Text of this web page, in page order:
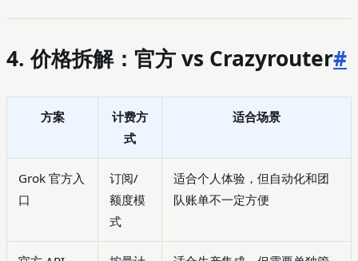
4. 价格拆解：官方 vs Crazyrouter#
方案
计费方
式
适合场景
Grok 官方入
口
订阅/
额度模
式
适合个人体验，但自动化和团
队账单不一定方便